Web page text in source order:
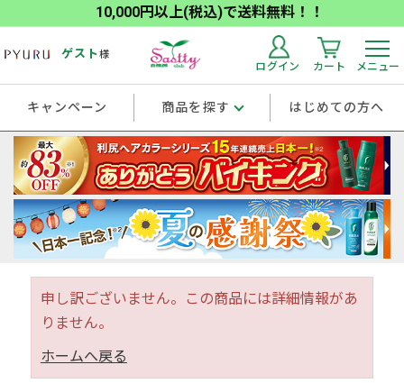
10,000円以上(税込)で送料無料！！
ゲスト様
ログイン カート メニュー
キャンペーン 商品を探す はじめての方へ
申し訳ございません。この商品には詳細情報があ
りません。
ホームへ戻る